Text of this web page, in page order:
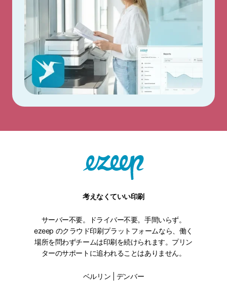
考えなくていい印刷
サーバー不要。ドライバー不要。手間いらず。
ezeep のクラウド印刷プラットフォームなら、働く
場所を問わずチームは印刷を続けられます。プリン
ターのサポートに追われることはありません。
ベルリン | デンバー